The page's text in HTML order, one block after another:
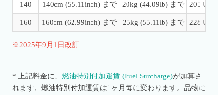
140 140cm (55.11inch) まで 20kg (44.09lb) まで 205 USD
160 160cm (62.99inch) まで 25kg (55.11lb) まで 228 USD
※2025年9月1日改訂
* 上記料金に、 燃油特別付加運賃 (Fuel Surcharge)が加算さ
れます。燃油特別付加運賃は1ヶ月毎に変わります。 品物に